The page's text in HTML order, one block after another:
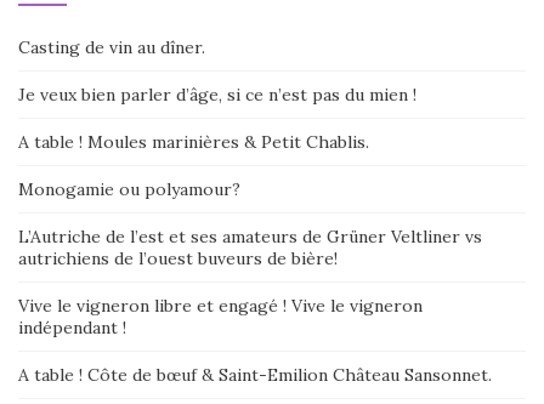
Casting de vin au dîner.
Je veux bien parler d’âge, si ce n’est pas du mien !
A table ! Moules marinières & Petit Chablis.
Monogamie ou polyamour?
L’Autriche de l’est et ses amateurs de Grüner Veltliner vs
autrichiens de l’ouest buveurs de bière!
Vive le vigneron libre et engagé ! Vive le vigneron
indépendant !
A table ! Côte de bœuf & Saint-Emilion Château Sansonnet.